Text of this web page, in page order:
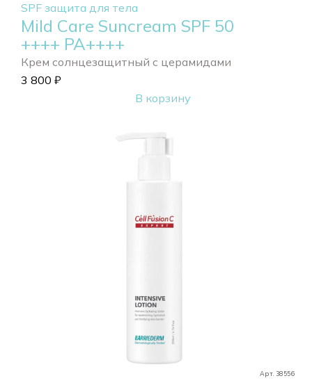
SPF защита для тела
Mild Care Suncream SPF 50
++++ РА++++
Крем солнцезащитный с церамидами
3 800 ₽
В корзину
Арт. 38556